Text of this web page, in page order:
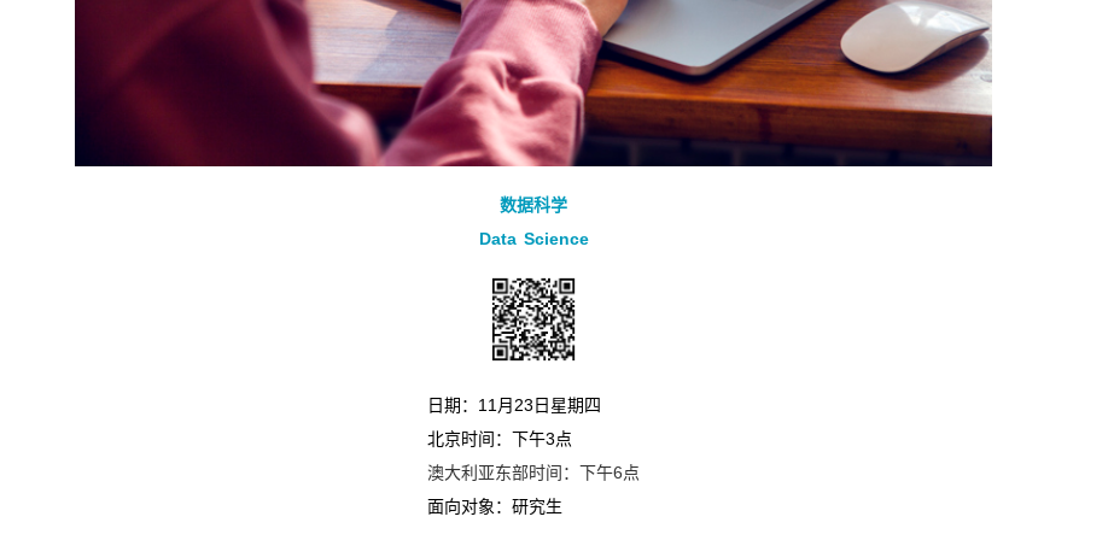
数据科学
Data Science
日期：11月23日星期四
北京时间：下午3点
澳大利亚东部时间： 下午6点
面向对象：研究生